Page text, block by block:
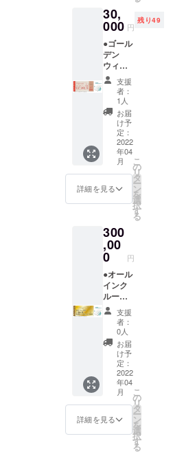
シーズ
ン
(12/24-
1/10、
5/1-
5/7、
8/1-31)
は利用
不可。
いただ
きます
（先着
順）。
※ご予約
時の
キャン
セリポ
リシー
は「前
日18時
以降の
キャン
セル・
ノー
：
100％」
ていた
だきま
す。 ※
ハイ
シーズ
ン
(12/24-
1/10、
5/1-
5/7、
8/1-31)
は利用
不可。
限は
【2023
年3月31
日】ま
でにな
りま
す。 ※
ご予約
は21年3
月頃よ
り受付
を開始
させて
いただ
きます
順）。
※予約時
ポリ
シーは
「前日
18時以
降の
キャン
セル・
ノー
ショー
100％」
とさせ
ていた
だきま
す。 ※
ハイ
ン
(12/24-
テリー
付き。
ンシェ
ルジュ
(バト
ラー)付
き。 ※
利用期
限は
【2023
年3月31
日】ま
でにな
りま
ご予約
は21年3
を開始
させて
いただ
（先着
順）。
※ご予約
時の
キャン
セリポ
リシー
は「前
日18時
以降の
キャン
セル・
ショー
：
100％」
価格：2
名
70000
円〜）
です。
地元の
素材を
ふんだ
んに
使った
夕食、
朝食付
き。お
飲み物
飲み放
題。温
泉入り
モバイ
ルバッ
テリー
付き。
専属コ
ンシェ
ルジュ
(バト
ラー)付
き。 平
日だけ
でな
く、
金・
土・祝
前日の
ご利用
も可
ナルモ
バイル
バッテ
リー ●
お礼の
メール
◆3名さ
ま以上
でご宿
泊の場
合、こ
ちらの
チケッ
トを人
数分お
買い求
めくだ
ご利用
の方
が、人
数を追
加した
い場合
に使え
るチ
ケット
です。
（通常
販売価
格：1名
35000
円〜）
地元の
素材を
ふんだ
30,
000 円
残り49
●ゴール
デン
ウィー
クに宿
泊でき
る権利
※CAMP
FIRE限
定 (繁忙
期で予
約が取
りづら
いゴー
ルデン
ウィー
クに、
UL
GARDE
Nの宿泊
が「確
約」で
きる権
利。) ●
オリジ
ナルモ
バイル
バッテ
リー ●
お礼の
メール
※この確
約権
は、1組
様につ
き１枚
ずつ購
支援
者：
1人
お届
け予
定：
2022
年04
月
詳細を見る
こ
の
リ
タ
ー
ン
を
選
択
す
る
300
,00
0 円
●オール
インク
ルーシ
ブ付き
【ドー
ムホテ
ル型グ
ランピ
ングリ
ゾート
１泊２
日宿泊
券 年
間パス
ポー
ト】 ●
支援
者：
0人
お届
け予
定：
2022
年04
月
詳細を見る
こ
の
リ
タ
ー
ン
を
選
択
す
る